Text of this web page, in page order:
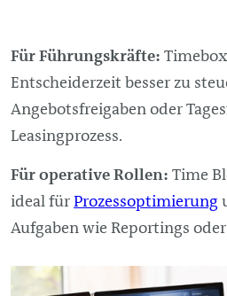
Für Führungskräfte:
Entscheiderzeit besser zu
Angebotsfreigaben oder
Leasingprozess.
Für operative Rollen: Time
ideal fürProzessoptimierung
Aufgaben wie Reportings